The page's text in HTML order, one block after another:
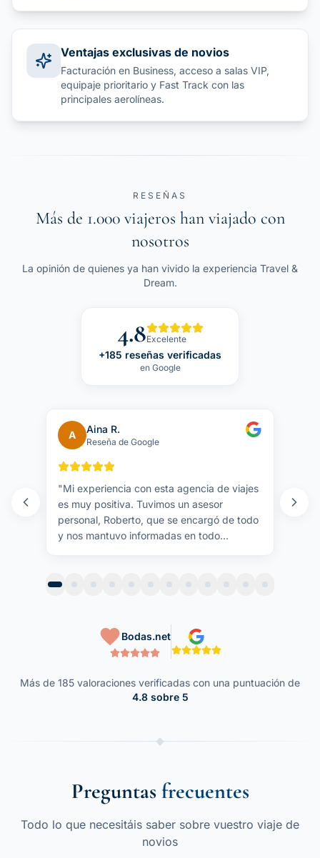
Ventajas exclusivas de novios
Facturación en Business, acceso a salas VIP,
equipaje prioritario y Fast Track con las
principales aerolíneas.
RESEÑAS
Más de 1.000 viajeros han viajado con
nosotros
La opinión de quienes ya han vivido la experiencia Travel &
Dream.
4.8Excelente
+185 reseñas verificadas
en Google
A Aina R.
Reseña de Google
"Mi experiencia con esta agencia de viajes
es muy positiva. Tuvimos un asesor
personal, Roberto, que se encargó de todo
y nos mantuvo informadas en todo
Bodas.net
Más de 185 valoraciones verificadas con una puntuación de
4.8 sobre 5
Preguntas frecuentes
Todo lo que necesitáis saber sobre vuestro viaje de
novios